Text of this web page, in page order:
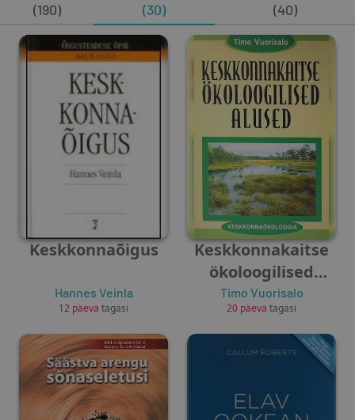
(190)
(30)
(40)
Keskkonnaõigus
Hannes Veinla
12 päeva tagasi
Keskkonnakaitse
ökoloogilised
alused
Timo Vuorisalo
20 päeva tagasi